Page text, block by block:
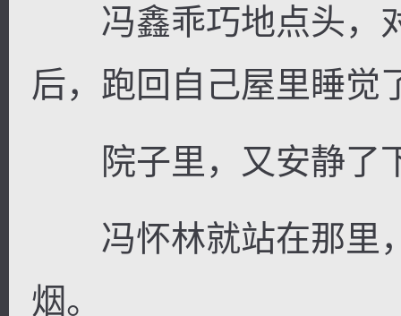
冯鑫乖巧地点头，
后，跑回自己屋里睡觉
院子里，又安静了
冯怀林就站在那里
烟。